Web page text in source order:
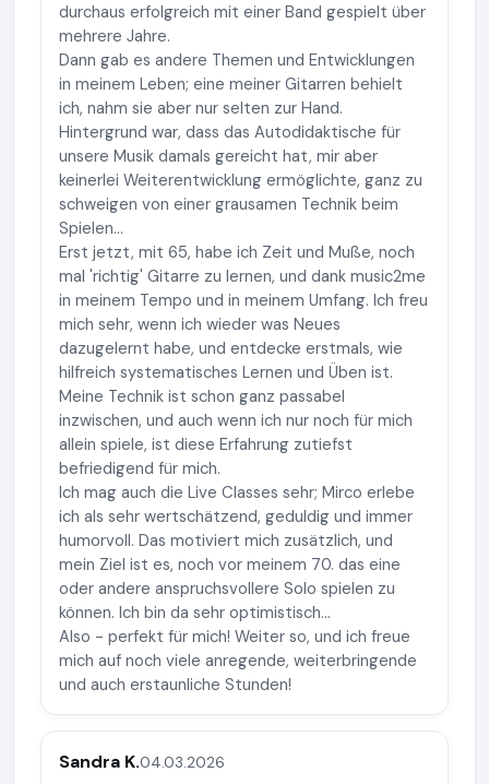
durchaus erfolgreich mit einer Band gespielt über
mehrere Jahre.
Dann gab es andere Themen und Entwicklungen
in meinem Leben; eine meiner Gitarren behielt
ich, nahm sie aber nur selten zur Hand.
Hintergrund war, dass das Autodidaktische für
unsere Musik damals gereicht hat, mir aber
keinerlei Weiterentwicklung ermöglichte, ganz zu
schweigen von einer grausamen Technik beim
Spielen...
Erst jetzt, mit 65, habe ich Zeit und Muße, noch
mal 'richtig' Gitarre zu lernen, und dank music2me
in meinem Tempo und in meinem Umfang. Ich freu
mich sehr, wenn ich wieder was Neues
dazugelernt habe, und entdecke erstmals, wie
hilfreich systematisches Lernen und Üben ist.
Meine Technik ist schon ganz passabel
inzwischen, und auch wenn ich nur noch für mich
allein spiele, ist diese Erfahrung zutiefst
befriedigend für mich.
Ich mag auch die Live Classes sehr; Mirco erlebe
ich als sehr wertschätzend, geduldig und immer
humorvoll. Das motiviert mich zusätzlich, und
mein Ziel ist es, noch vor meinem 70. das eine
oder andere anspruchsvollere Solo spielen zu
können. Ich bin da sehr optimistisch...
Also - perfekt für mich! Weiter so, und ich freue
mich auf noch viele anregende, weiterbringende
und auch erstaunliche Stunden!
Sandra K.04.03.2026